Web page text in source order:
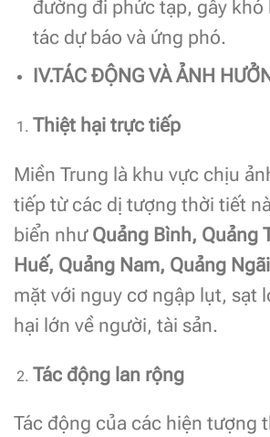
đường đi phức tạp, gây
tác dự báo và ứng phó.
IV.TÁC ĐỘNG VÀ ẢNH
Thiệt hại trực tiếp
Miền Trung là khu vực chịu
tiếp từ các dị tượng thời tiết
biển như Quảng Bình, Quảng
Huế, Quảng Nam, Quảng Ngãi
mặt với nguy cơ ngập lụt, sạt
hại lớn về người, tài sản.
Tác động lan rộng
Tác động của các hiện tượng